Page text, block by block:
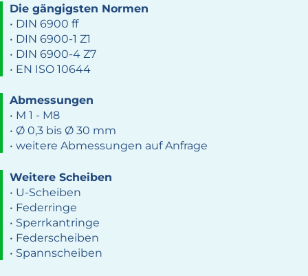
Die gängigsten Normen
• DIN 6900 ff
• DIN 6900-1 Z1
• DIN 6900-4 Z7
• EN ISO 10644
Abmessungen
• M 1 - M8
• Ø 0,3 bis Ø 30 mm
• weitere Abmessungen auf Anfrage
Weitere Scheiben
• U-Scheiben
• Federringe
• Sperrkantringe
• Federscheiben
• Spannscheiben